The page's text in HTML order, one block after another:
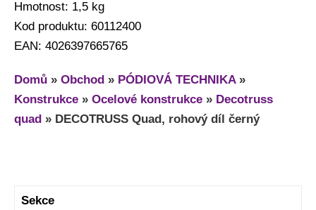
Hmotnost: 1,5 kg
Kod produktu: 60112400
EAN: 4026397665765
Domů » Obchod » PÓDIOVÁ TECHNIKA»
Konstrukce » Ocelové konstrukce » Decotruss
quad » DECOTRUSS Quad, rohový díl černý
Sekce